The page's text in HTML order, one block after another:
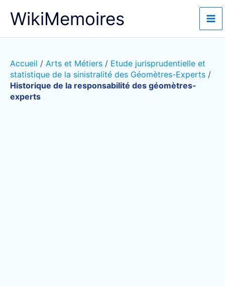
WikiMemoires
Accueil / Arts et Métiers / Etude jurisprudentielle et
statistique de la sinistralité des Géomètres-Experts /
Historique de la responsabilité des géomètres-
experts